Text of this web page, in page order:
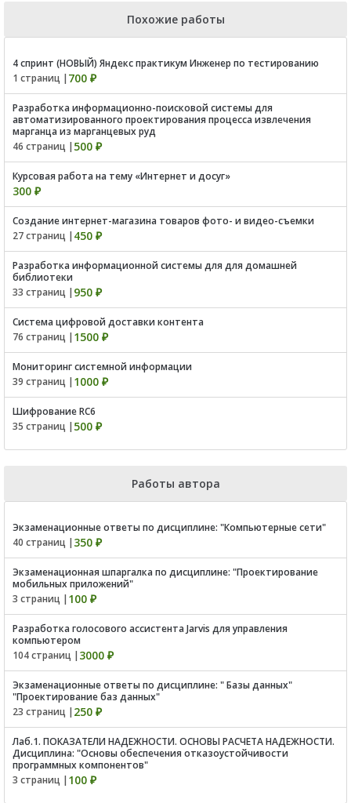
Похожие работы
4 спринт (НОВЫЙ) Яндекс практикум Инженер по тестированию
1 страниц | 700 ₽
Разработка информационно-поисковой системы для
автоматизированного проектирования процесса извлечения
марганца из марганцевых руд
46 страниц | 500 ₽
Курсовая работа на тему «Интернет и досуг»
300 ₽
Создание интернет-магазина товаров фото- и видео-съемки
27 страниц | 450 ₽
Разработка информационной системы для для домашней
библиотеки
33 страниц | 950 ₽
Система цифровой доставки контента
76 страниц | 1500 ₽
Мониторинг системной информации
39 страниц | 1000 ₽
Шифрование RC6
35 страниц | 500 ₽
Работы автора
Экзаменационные ответы по дисциплине: "Компьютерные сети"
40 страниц | 350 ₽
Экзаменационная шпаргалка по дисциплине: "Проектирование
мобильных приложений"
3 страниц | 100 ₽
Разработка голосового ассистента Jarvis для управления
компьютером
104 страниц | 3000 ₽
Экзаменационные ответы по дисциплине: " Базы данных"
"Проектирование баз данных"
23 страниц | 250 ₽
Лаб.1. ПОКАЗАТЕЛИ НАДЕЖНОСТИ. ОСНОВЫ РАСЧЕТА НАДЕЖНОСТИ.
Дисциплина: "Основы обеспечения отказоустойчивости
программных компонентов"
3 страниц | 100 ₽